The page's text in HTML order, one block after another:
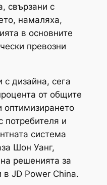
свързани с
намаляха,
в основните
превозни
с дизайна, сега
от общите
оптимизирането
потребителя и
система
Шон Уанг,
решенията за
в JD Power China.